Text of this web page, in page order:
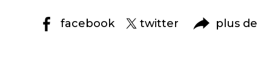
facebook twitter plus